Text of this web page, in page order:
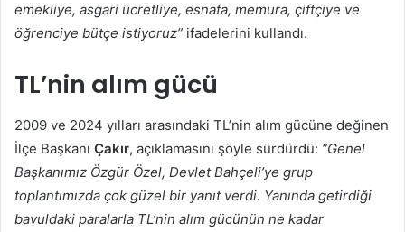
emekliye, asgari ücretliye, esnafa, memura, çiftçiye ve
öğrenciye bütçe istiyoruz” ifadelerini kullandı.
TL’nin alım gücü
2009 ve 2024 yılları arasındaki TL’nin alım gücüne değinen
İlçe Başkanı Çakır, açıklamasını şöyle sürdürdü: “Genel
Başkanımız Özgür Özel, Devlet Bahçeli’ye grup
toplantımızda çok güzel bir yanıt verdi. Yanında getirdiği
bavuldaki paralarla TL’nin alım gücünün ne kadar